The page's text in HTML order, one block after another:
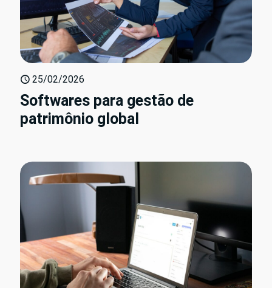
25/02/2026
Softwares para gestão de
patrimônio global